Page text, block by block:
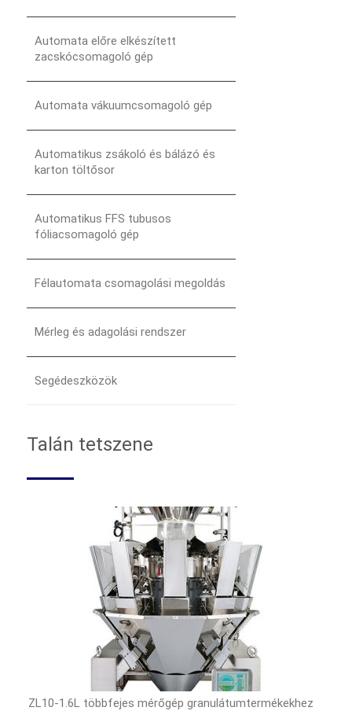
Automata előre elkészített
zacskócsomagoló gép
Automata vákuumcsomagoló gép
Automatikus zsákoló és bálázó és
karton töltősor
Automatikus FFS tubusos
fóliacsomagoló gép
Félautomata csomagolási megoldás
Mérleg és adagolási rendszer
Segédeszközök
Talán tetszene
ZL10-1.6L többfejes mérőgép granulátumtermékekhez